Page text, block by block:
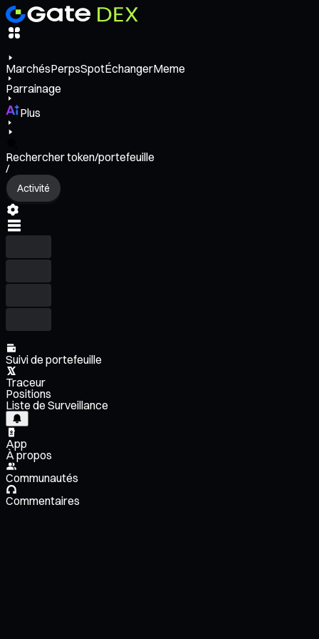
MarchésPerpsSpotÉchangerMeme
Parrainage
Plus
Rechercher token/portefeuille
/
Activité
Suivi de portefeuille
Traceur
Positions
Liste de Surveillance
App
À propos
Communautés
Commentaires